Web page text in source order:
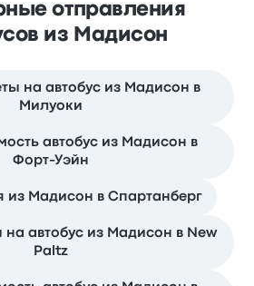
отправления
из Мадисон
на автобус из Мадисон в
Милуоки
автобус из Мадисон в
Форт-Уэйн
из Мадисон в Спартанберг
на автобус из Мадисон в New
Paltz